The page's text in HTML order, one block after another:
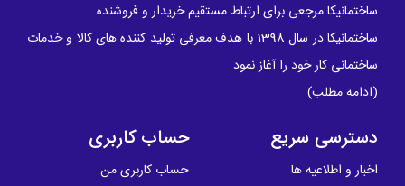
ساختمانیکا مرجعی برای ارتباط مستقیم خریدار و فروشنده
ساختمانیکا در سال 1398 با هدف معرفی تولید کننده های کالا و خدمات
ساختمانی کار خود را آغاز نمود
(ادامه مطلب)
دسترسی سریع
اخبار و اطلاعیه ها
حساب کاربری
حساب کاربری من